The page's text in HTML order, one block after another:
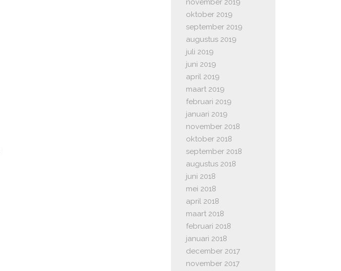
november 2019
oktober 2019
september 2019
augustus 2019
juli 2019
juni 2019
april 2019
maart 2019
februari 2019
januari 2019
november 2018
oktober 2018
september 2018
augustus 2018
juni 2018
mei 2018
april 2018
maart 2018
februari 2018
januari 2018
december 2017
november 2017